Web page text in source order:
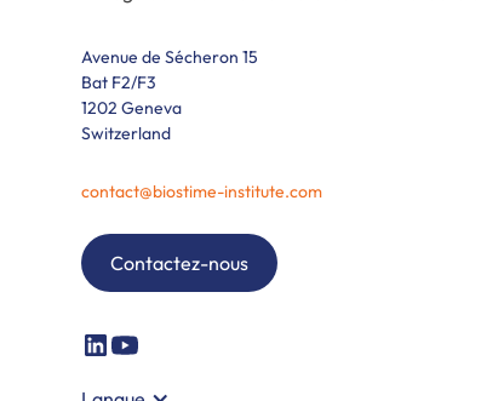
Avenue de Sécheron 15
Bat F2/F3
1202 Geneva
Switzerland
contact@biostime-institute.com
Contactez-nous